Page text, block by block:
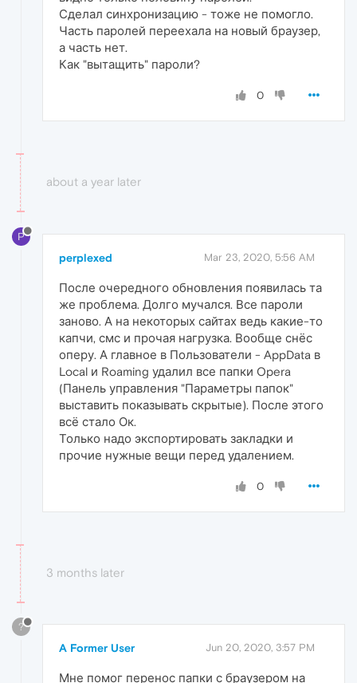
Сделал синхронизацию - тоже не помогло.
Часть паролей переехала на новый браузер,
а часть нет.
Как "вытащить" пароли?
0
about a year later
P
perplexed Mar 23, 2020, 5:56 AM
После очередного обновления появилась та
же проблема. Долго мучался. Все пароли
заново. А на некоторых сайтах ведь какие-то
капчи, смс и прочая нагрузка. Вообще снёс
оперу. А главное в Пользователи - AppData в
Local и Roaming удалил все папки Opera
(Панель управления "Параметры папок"
выставить показывать скрытые). После этого
всё стало Ок.
Только надо экспортировать закладки и
прочие нужные вещи перед удалением.
0
3 months later
?
A Former User Jun 20, 2020, 3:57 PM
Мне помог перенос папки с браузером на